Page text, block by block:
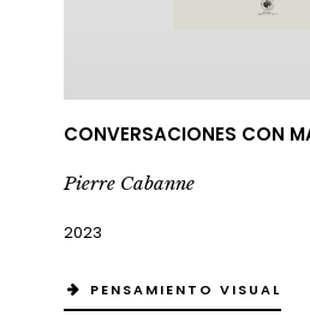
CONVERSACIONES CON
Pierre Cabanne
2023
PENSAMIENTO VISUAL